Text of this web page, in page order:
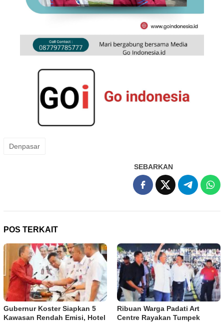
Denpasar
SEBARKAN
POS TERKAIT
Gubernur Koster Siapkan 5
Kawasan Rendah Emisi, Hotel
Ribuan Warga Padati Art
Centre Rayakan Tumpek